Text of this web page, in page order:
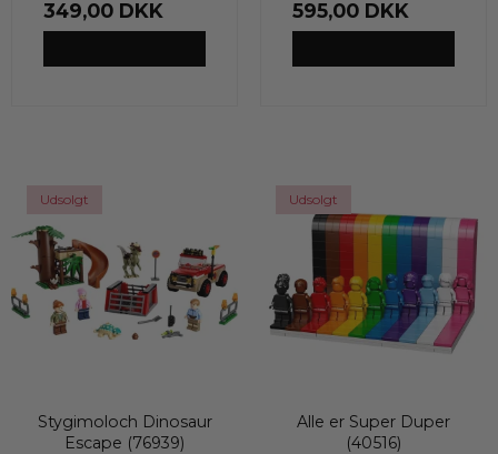
349,00 DKK 595,00 DKK
Udsolgt
Stygimoloch Dinosaur
Escape (76939)
Udsolgt
Alle er Super Duper
(40516)